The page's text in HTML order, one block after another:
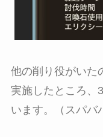
他の削り役がいた
実施したところ、
います。（スパバ